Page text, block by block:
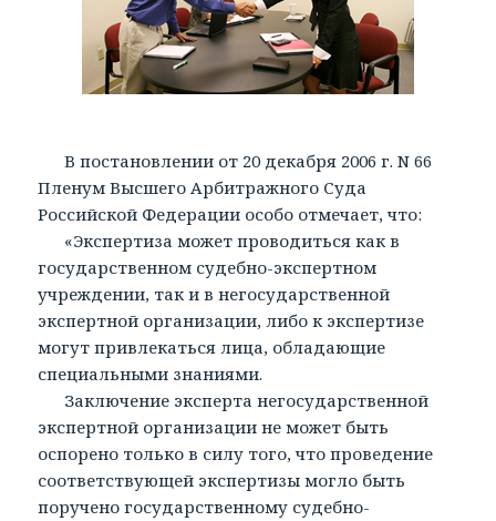
В постановлении от 20 декабря 2006 г. N 66
Пленум Высшего Арбитражного Суда
Российской Федерации особо отмечает, что:
«Экспертиза может проводиться как в
государственном судебно-экспертном
учреждении, так и в негосударственной
экспертной организации, либо к экспертизе
могут привлекаться лица, обладающие
специальными знаниями.
Заключение эксперта негосударственной
экспертной организации не может быть
оспорено только в силу того, что проведение
соответствующей экспертизы могло быть
поручено государственному судебно-